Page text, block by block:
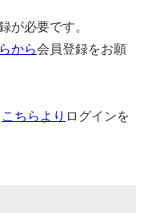
が必要です。
から会員登録をお願
こちらより ログインを